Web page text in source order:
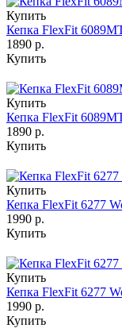
Купить
Кепка FlexFit
1890 р.
Купить
Купить
Кепка FlexFit
1890 р.
Купить
Купить
Кепка FlexFit 6277
1990 р.
Купить
Купить
Кепка FlexFit 6277
1990 р.
Купить